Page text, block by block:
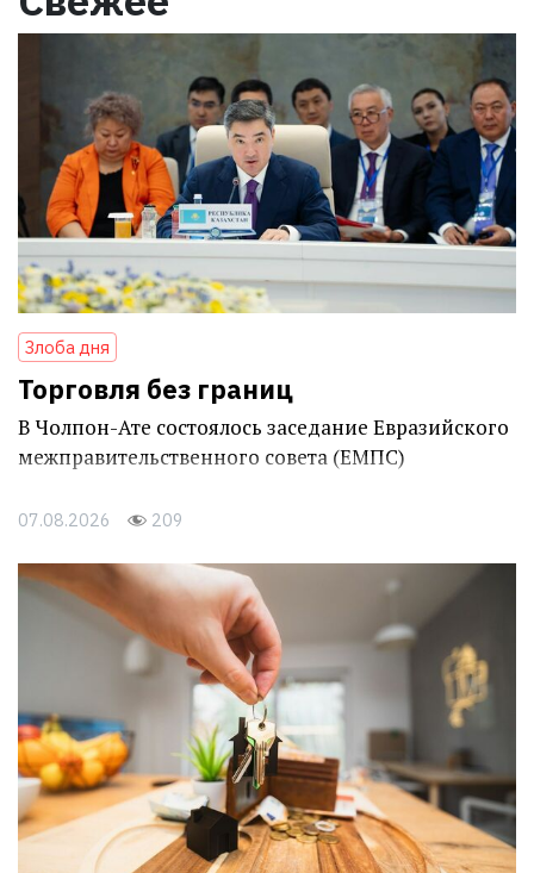
Злоба дня
Торговля без границ
В Чолпон-Ате состоялось заседание Евразийского
межправительственного совета (ЕМПС)
07.08.2026 209